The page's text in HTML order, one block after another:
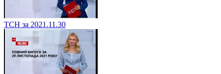
ТСН за 2021.11.30